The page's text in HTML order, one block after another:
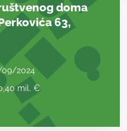
doma
63,
2024
mil. €